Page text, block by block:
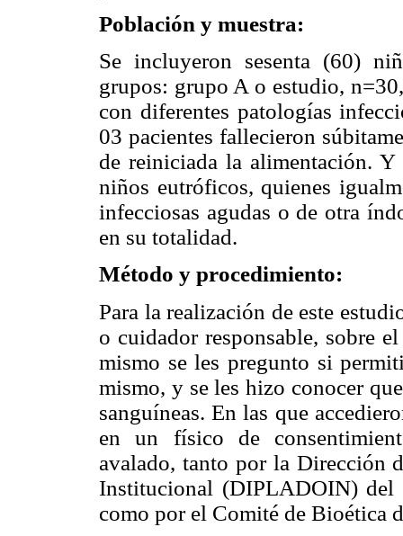
Población y muestra:
Se incluyeron sesenta (60)
grupos: grupo A o estudio,
con diferentes patologías
03 pacientes fallecieron
de reiniciada la alimentación.
niños eutróficos, quienes
infecciosas agudas o de otra
en su totalidad.
Método y procedimiento:
Para la realización de este
o cuidador responsable, sobre
mismo se les pregunto si
mismo, y se les hizo conocer
sanguíneas. En las que
en un físico de
avalado, tanto por la Dirección
Institucional (DIPLADOIN) del
como por el Comité de Bioética